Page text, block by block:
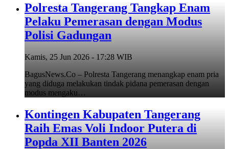
Polresta Tangerang Tangkap Enam
Pelaku Pemerasan dengan Modus
Polisi Gadungan
Kamis, 25 Jun 2026 - 17:28 WIB
BagusNews.Co – Polresta Tangerang menangkap enam pria
yang diduga melakukan tindak pidana pemerasan dengan
modus mengaku…
Kontingen Kabupaten Tangerang
Raih Emas Voli Indoor Putera di
Popda XII Banten 2026